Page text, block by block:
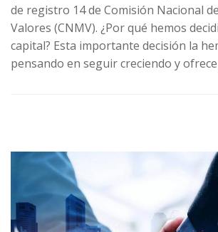
de registro 14 de Comisión Nacional
Valores (CNMV). ¿Por qué hemos
capital? Esta importante decisión la
pensando en seguir creciendo y